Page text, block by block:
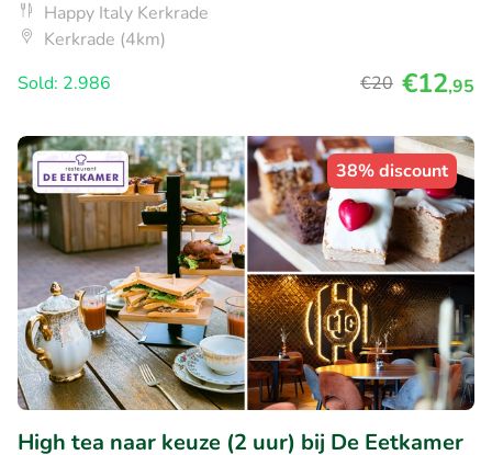
Happy Italy Kerkrade
Kerkrade (4km)
Sold: 2.986
€20 €12,95
38% discount
High tea naar keuze (2 uur) bij De Eetkamer